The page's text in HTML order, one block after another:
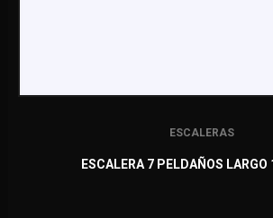
ESCALERAS
ESCALERA 7 PELDAÑOS